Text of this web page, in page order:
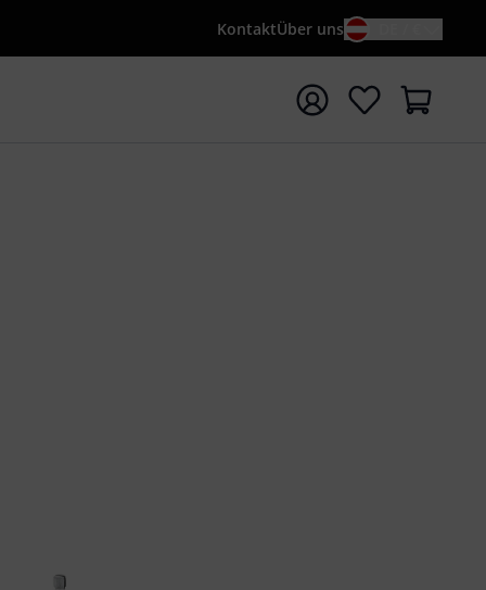
KontaktÜber uns
mit Suchwort {searchTerm} starten